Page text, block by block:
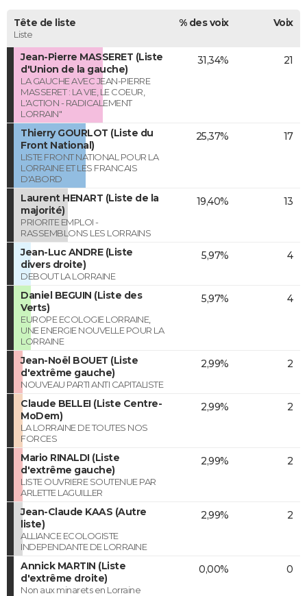
Tête de liste
Liste
% des voix Voix
Jean-Pierre MASSERET (Liste
d'Union de la gauche)
LA GAUCHE AVEC JEAN-PIERRE
MASSERET : LA VIE, LE COEUR,
L'ACTION - RADICALEMENT
LORRAIN"
31,34% 21
Thierry GOURLOT (Liste du
Front National)
LISTE FRONT NATIONAL POUR LA
LORRAINE ET LES FRANCAIS
D'ABORD
25,37% 17
Laurent HENART (Liste de la
majorité)
PRIORITE EMPLOI -
RASSEMBLONS LES LORRAINS
19,40% 13
Jean-Luc ANDRE (Liste
divers droite)
DEBOUT LA LORRAINE
5,97% 4
Daniel BEGUIN (Liste des
Verts)
EUROPE ECOLOGIE LORRAINE,
UNE ENERGIE NOUVELLE POUR LA
LORRAINE
5,97% 4
Jean-Noël BOUET (Liste
d'extrême gauche)
NOUVEAU PARTI ANTI CAPITALISTE
2,99% 2
Claude BELLEI (Liste Centre-
MoDem)
LA LORRAINE DE TOUTES NOS
FORCES
2,99% 2
Mario RINALDI (Liste
d'extrême gauche)
LISTE OUVRIERE SOUTENUE PAR
ARLETTE LAGUILLER
2,99% 2
Jean-Claude KAAS (Autre
liste)
ALLIANCE ECOLOGISTE
INDEPENDANTE DE LORRAINE
2,99% 2
Annick MARTIN (Liste
d'extrême droite)
Non aux minarets en Lorraine
0,00% 0